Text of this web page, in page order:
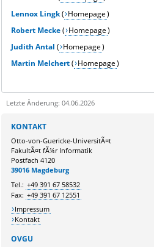
Lennox Lingk( Homepage)
Robert Mecke( Homepage)
Judith Antal ( Homepage)
Martin Melchert( Homepage)
Letzte Änderung: 04.06.2026
Ihre E-Mailadresse:
Ihr Anliegen:
OVGU
KONTAKT
Otto-von-Guericke-UniversitÃ¤t
FakultÃ¤t fÃ¼r Informatik
Postfach 4120
39016 Magdeburg
Tel.: +49 391 67 58532
Fax: +49 391 67 12551
Impressum
Kontakt